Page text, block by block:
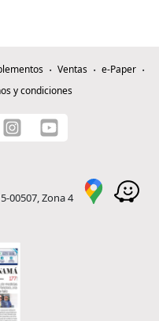
Ventas
e-Paper
y condiciones
00507, Zona 4